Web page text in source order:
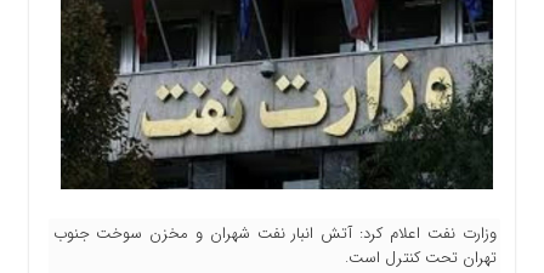
وزارت نفت اعلام کرد: آتش انبار نفت شهران و مخزن سوخت جنوب
تهران تحت کنترل است.